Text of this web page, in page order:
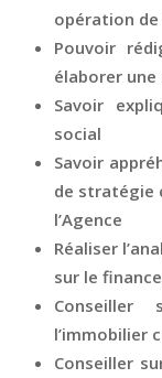
opération
Pouvoir
élaborer
Savoir
social
Savoir
de stratégie
l’Agence
Réaliser
sur le
l’immobilier
Conseiller